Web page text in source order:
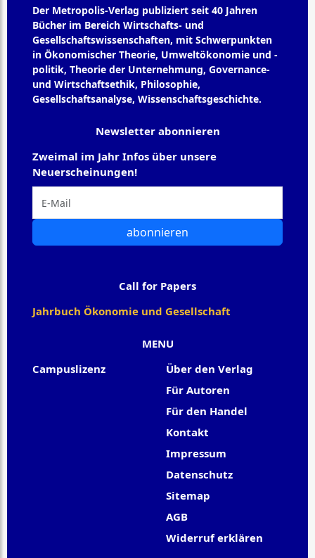
Der Metropolis-Verlag publiziert seit 40 Jahren
Bücher im Bereich Wirtschafts- und
Gesellschaftswissenschaften, mit Schwerpunkten
in Ökonomischer Theorie, Umweltökonomie und -
politik, Theorie der Unternehmung, Governance-
und Wirtschaftsethik, Philosophie,
Gesellschaftsanalyse, Wissenschaftsgeschichte.
MENU
Campuslizenz
Über den Verlag
Für Autoren
Für den Handel
Kontakt
Impressum
Datenschutz
Sitemap
AGB
Widerruf erklären
Newsletter abonnieren
Zweimal im Jahr Infos über unsere
Neuerscheinungen!
abonnieren
Call for Papers
Jahrbuch Ökonomie und Gesellschaft